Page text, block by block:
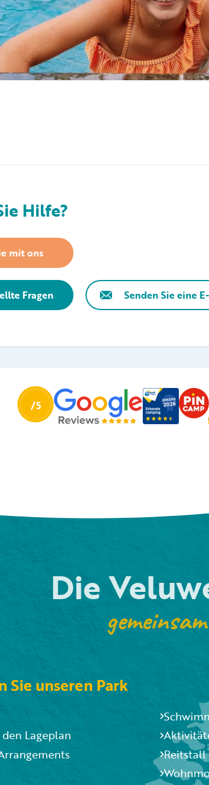
Hilfe?
mit ons
Fragen Senden Sie eine
Die
Sie unseren Park
Lageplan
Reitstall